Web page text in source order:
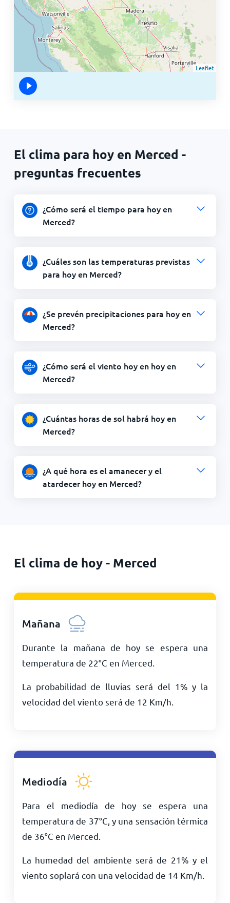
Leaflet
El clima para hoy en Merced -
preguntas frecuentes
¿Cómo será el tiempo para hoy en
Merced?
¿Cuáles son las temperaturas previstas
para hoy en Merced?
¿Se prevén precipitaciones para hoy en
Merced?
¿Cómo será el viento hoy en hoy en
Merced?
¿Cuántas horas de sol habrá hoy en
Merced?
¿A qué hora es el amanecer y el
atardecer hoy en Merced?
El clima de hoy - Merced
Mañana
Durante la mañana de hoy se espera una
temperatura de 22°C en Merced.
La probabilidad de lluvias será del 1% y la
velocidad del viento será de 12 Km/h
Mediodía
Para el mediodía de hoy se espera una
temperatura de 37°C , y una sensación térmica
de 36°C en Merced.
La humedad del ambiente será de 21% y el
viento soplará con una velocidad de 14 Km/h